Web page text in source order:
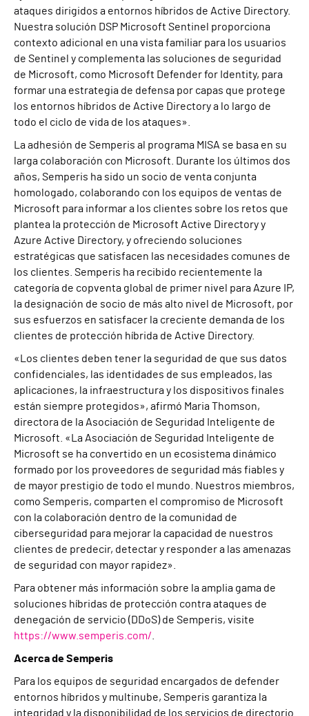
ataques dirigidos a entornos híbridos de Active Directory.
Nuestra solución DSP Microsoft Sentinel proporciona
contexto adicional en una vista familiar para los usuarios
de Sentinel y complementa las soluciones de seguridad
de Microsoft, como Microsoft Defender for Identity, para
formar una estrategia de defensa por capas que protege
los entornos híbridos de Active Directory a lo largo de
todo el ciclo de vida de los ataques».
La adhesión de Semperis al programa MISA se basa en su
larga colaboración con Microsoft. Durante los últimos dos
años, Semperis ha sido un socio de venta conjunta
homologado, colaborando con los equipos de ventas de
Microsoft para informar a los clientes sobre los retos que
plantea la protección de Microsoft Active Directory y
Azure Active Directory, y ofreciendo soluciones
estratégicas que satisfacen las necesidades comunes de
los clientes. Semperis ha recibido recientemente la
categoría de copventa global de primer nivel para Azure IP,
la designación de socio de más alto nivel de Microsoft, por
sus esfuerzos en satisfacer la creciente demanda de los
clientes de protección híbrida de Active Directory.
«Los clientes deben tener la seguridad de que sus datos
confidenciales, las identidades de sus empleados, las
aplicaciones, la infraestructura y los dispositivos finales
están siempre protegidos», afirmó Maria Thomson,
directora de la Asociación de Seguridad Inteligente de
Microsoft. «La Asociación de Seguridad Inteligente de
Microsoft se ha convertido en un ecosistema dinámico
formado por los proveedores de seguridad más fiables y
de mayor prestigio de todo el mundo. Nuestros miembros,
como Semperis, comparten el compromiso de Microsoft
con la colaboración dentro de la comunidad de
ciberseguridad para mejorar la capacidad de nuestros
clientes de predecir, detectar y responder a las amenazas
de seguridad con mayor rapidez».
Para obtener más información sobre la amplia gama de
soluciones híbridas de protección contra ataques de
denegación de servicio (DDoS) de Semperis, visite
https://www.semperis.com/
Acerca de Semperis
Para los equipos de seguridad encargados de defender
entornos híbridos y multinube, Semperis garantiza la
integridad y la disponibilidad de los servicios de directorio